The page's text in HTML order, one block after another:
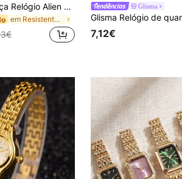
PINTIME 1 peça Relógio Alien Crash derretido e retorcido Y2K Watch Pavilion para mulher, design retro elegante de gama alta, à prova de água, quartzo, com pulseira de couro
em Resistente à água Relógios de quartzo
Glisma
7,12€